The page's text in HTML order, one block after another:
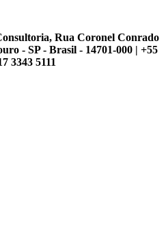
Rua Coronel Conrado
- SP - Brasil - 14701-000 | +55
3343 5111